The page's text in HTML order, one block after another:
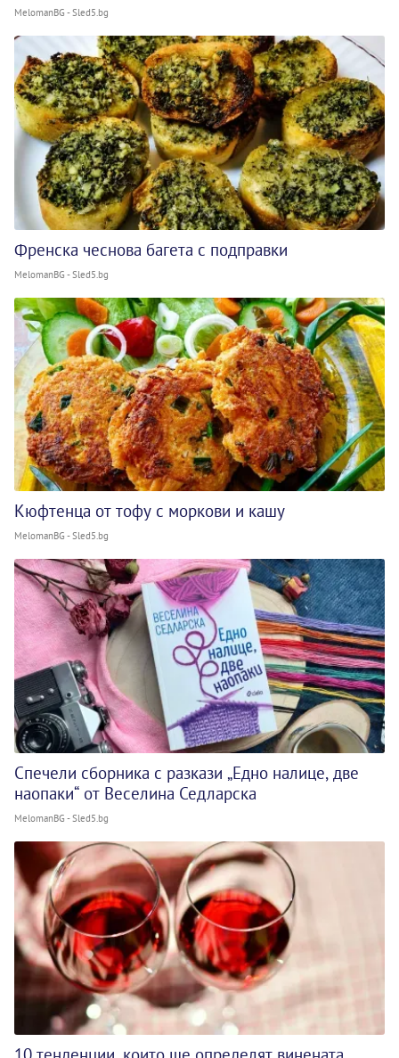
MelomanBG - Sled5.bg
Френска чеснова багета с подправки
MelomanBG - Sled5.bg
Кюфтенца от тофу с моркови и кашу
MelomanBG - Sled5.bg
Спечели сборника с разкази „Едно налице, две
наопаки“ от Веселина Седларска
MelomanBG - Sled5.bg